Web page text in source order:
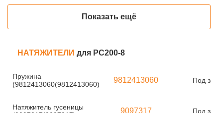
Показать ещё
НАТЯЖИТЕЛИ для PC200-8
Пружина
(9812413060(9812413060)
9812413060 Под
Натяжитель гусеницы
9097317 Под